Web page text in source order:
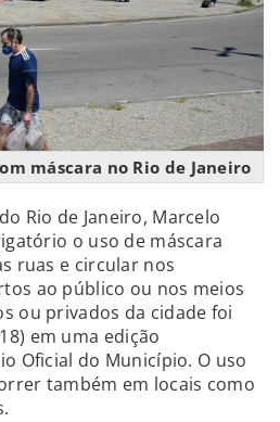
máscara no Rio de Janeiro
Rio de Janeiro, Marcelo
o uso de máscara
ruas e circular nos
ao público ou nos meios
ou privados da cidade foi
em uma edição
Oficial do Município. O uso
também em locais como